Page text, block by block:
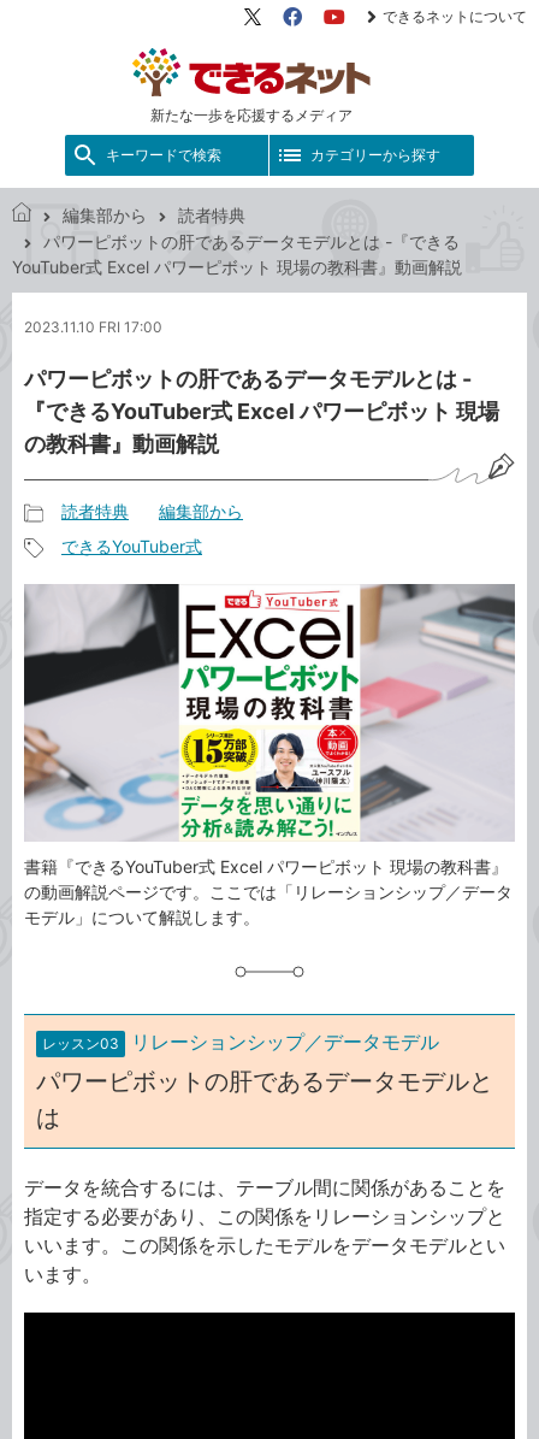
新たな一歩を応援するメディア
X（旧
FacebookYouTube
できるネットについて
キーワードで検索 カテゴリーから探す
き
ッ
編集部から
読者特典
パワーピボットの肝であるデータモデルとは -『できる
YouTuber式 Excel パワーピボット 現場の教科書』動画解説
2023.11.10 FRI 17:00
パワーピボットの肝であるデータモデルとは -
『できるYouTuber式 Excel パワーピボット 現場
の教科書』動画解説
事
カ
ゴ
読者特典 編集部から
グ
できるYouTuber式
書籍『できるYouTuber式 Excel パワーピボット 現場の教科書』
の動画解説ページです。ここでは「リレーションシップ／データ
モデル」について解説します。
レッスン03 リレーションシップ／データモデル
パワーピボットの肝であるデータモデルと
は
データを統合するには、テーブル間に関係があることを
指定する必要があり、この関係をリレーションシップと
いいます。この関係を示したモデルをデータモデルとい
います。